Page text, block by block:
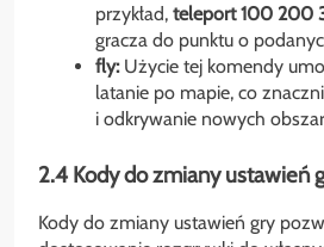
przykład, teleport 100 200
gracza do punktu o
fly:Użycie tej komendy
latanie po mapie, co
i odkrywanie nowych
2.4 Kody do zmiany ustawień
Kody do zmiany ustawień gry